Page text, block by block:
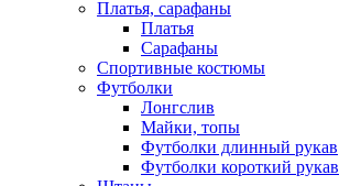
Платья, сарафаны
Платья
Сарафаны
Спортивные костюмы
Футболки
Лонгслив
Майки, топы
Футболки длинный рукав
Футболки короткий рукав